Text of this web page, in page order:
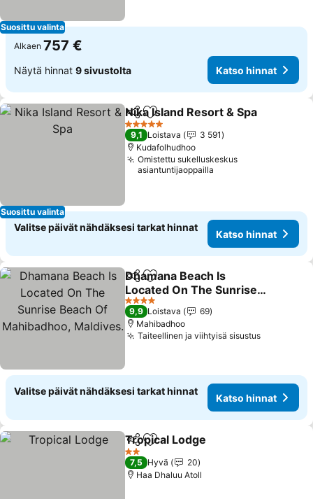
Suosittu valinta
Alkaen 757 €
Näytä hinnat 9 sivustolta Katso hinnat
Suosittu valinta
Jaa Lisää suosikkeihin
Nika Island Resort & Spa
5 Tähtiluokitus
9,1 Loistava
3 591
Kudafolhudhoo
Omistettu sukelluskeskus
asiantuntijaoppailla
Valitse päivät nähdäksesi tarkat hinnat
Katso hinnat
Jaa Lisää suosikkeihin
Dhamana Beach Is
Located On The Sunrise
Beach Of Mahibadhoo,
Maldives.
4 Tähtiluokitus
9,9 Loistava
69
Mahibadhoo
Taiteellinen ja viihtyisä sisustus
Valitse päivät nähdäksesi tarkat hinnat
Katso hinnat
Jaa Lisää suosikkeihin
Tropical Lodge
2 Tähtiluokitus
7,5 Hyvä
20
Haa Dhaluu Atoll